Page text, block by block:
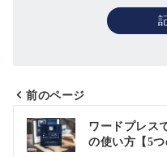
投
稿
前のページ
ワードプレス
の使い方【5つ